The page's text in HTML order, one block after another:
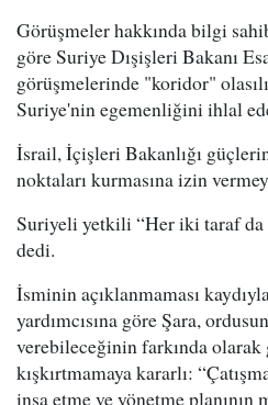
Görüşmeler hakkında bilgi
göre Suriye Dışişleri Bakanı
görüşmelerinde "koridor"
Suriye'nin egemenliğini ihlal
İsrail, İçişleri Bakanlığı
noktaları kurmasına izin
Suriyeli yetkili “Her iki taraf da
dedi.
İsminin açıklanmaması
yardımcısına göre Şara,
verebileceğinin farkında olarak
kışkırtmamaya kararlı:
inşa etme ve yönetme planının